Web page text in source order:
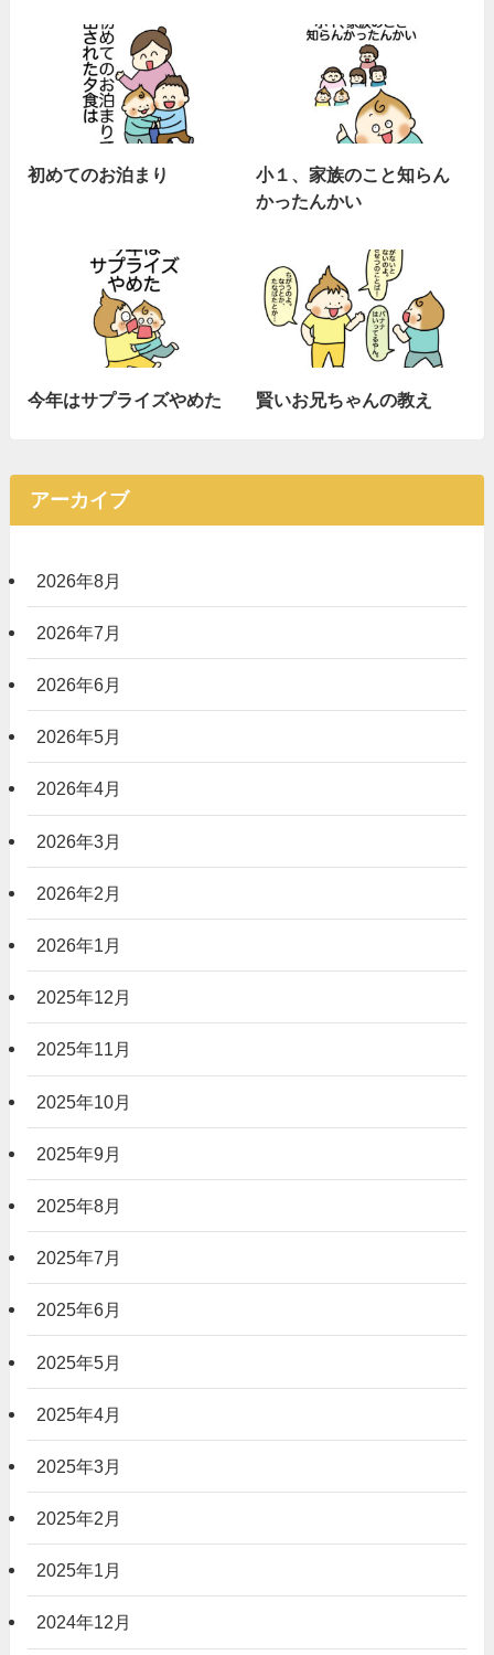
初めてのお泊まり
小１、家族のこと知らん
かったんかい
今年はサプライズやめた 賢いお兄ちゃんの教え
アーカイブ
2026年8月
2026年7月
2026年6月
2026年5月
2026年4月
2026年3月
2026年2月
2026年1月
2025年12月
2025年11月
2025年10月
2025年9月
2025年8月
2025年7月
2025年6月
2025年5月
2025年4月
2025年3月
2025年2月
2025年1月
2024年12月